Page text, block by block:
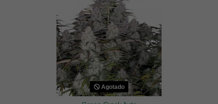
Agotado